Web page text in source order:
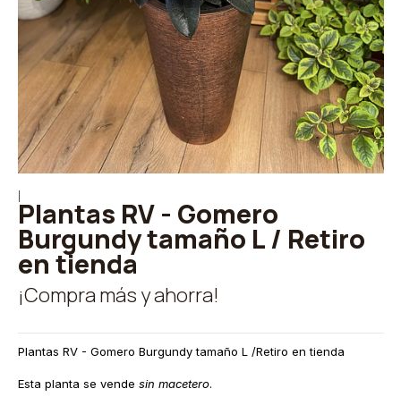
Plantas RV - Gomero
Burgundy tamaño L / Retiro
en tienda
¡Compra más y ahorra!
Plantas RV - Gomero Burgundy tamaño L /Retiro en tienda
Esta planta se vende sin macetero.